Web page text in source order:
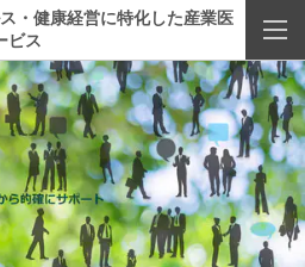
・健康経営に特化した産業医
ビス